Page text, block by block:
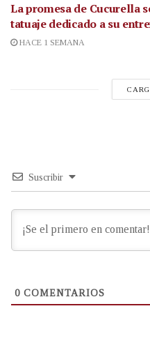
La promesa de Cucurella
tatuaje dedicado a su
HACE 1 SEMANA
Suscribir
0 COMENTARIOS